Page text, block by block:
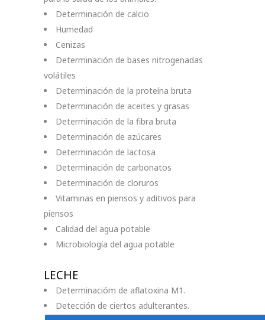
Determinación de calcio
Humedad
Cenizas
Determinación de bases nitrogenadas
volátiles
Determinación de la proteína bruta
Determinación de aceites y grasas
Determinación de la fibra bruta
Determinación de azúcares
Determinación de lactosa
Determinación de carbonatos
Determinación de cloruros
Vitaminas en piensos y aditivos para
piensos
Calidad del agua potable
Microbiología del agua potable
LECHE
Determinacióm de aflatoxina M1.
Detección de ciertos adulterantes.